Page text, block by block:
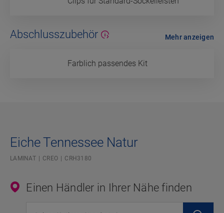
Abschlusszubehör
Farblich passendes Kit
Mehr anzeigen
Eiche Tennessee Natur
LAMINAT CREO CRH3180
Einen Händler in Ihrer Nähe finden